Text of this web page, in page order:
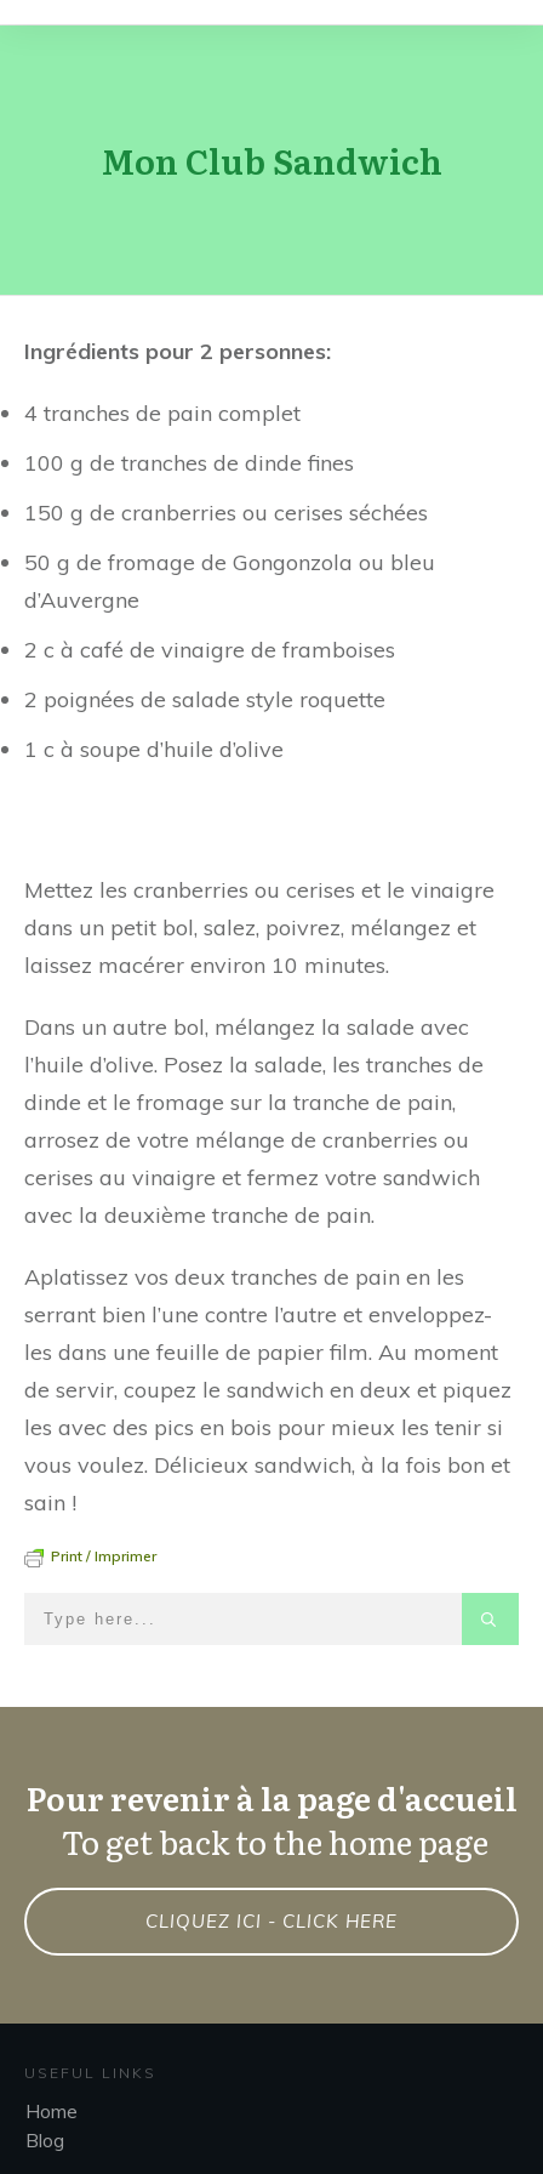
Mon Club Sandwich
Ingrédients pour 2 personnes:
4 tranches de pain complet
100 g de tranches de dinde fines
150 g de cranberries ou cerises séchées
50 g de fromage de Gongonzola ou bleu
d’Auvergne
2 c à café de vinaigre de framboises
2 poignées de salade style roquette
1 c à soupe d’huile d’olive
Mettez les cranberries ou cerises et le vinaigre
dans un petit bol, salez, poivrez, mélangez et
laissez macérer environ 10 minutes.
Dans un autre bol, mélangez la salade avec
l’huile d’olive. Posez la salade, les tranches de
dinde et le fromage sur la tranche de pain,
arrosez de votre mélange de cranberries ou
cerises au vinaigre et fermez votre sandwich
avec la deuxième tranche de pain.
Aplatissez vos deux tranches de pain en les
serrant bien l’une contre l’autre et enveloppez-
les dans une feuille de papier film. Au moment
de servir, coupez le sandwich en deux et piquez
les avec des pics en bois pour mieux les tenir si
vous voulez. Délicieux sandwich, à la fois bon et
sain !
Print / Imprimer
Pour revenir à la page d'accueil
To get back to the home page
CLIQUEZ ICI - CLICK HERE
USEFUL LINKS
Home
Blog